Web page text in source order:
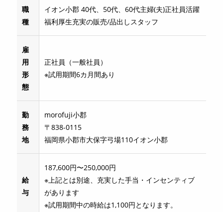
職
種
イオン小郡 40代、50代、60代主婦(夫)正社員活躍
福利厚生充実の販売/品出しスタッフ
雇
用
形
態
正社員（一般社員）
※試用期間6カ月間あり
勤
務
地
morofuji小郡
〒838-0115
福岡県小郡市大保字弓場110イオン小郡
給
与
187,600円〜250,000円
※上記とは別途、充実した手当・インセンティブ
があります
※試用期間中の時給は1,100円となります。